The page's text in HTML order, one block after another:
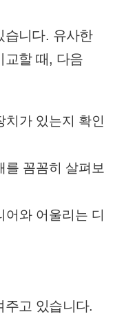
습니다. 유사한
교할 때, 다음
치가 있는지 확인
를 꼼꼼히 살펴보
와 어울리는 디
고 있습니다.